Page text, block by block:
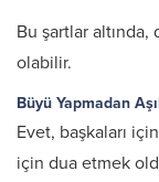
Bu şartlar altında,
olabilir.
Büyü Yapmadan
Evet, başkaları
için dua etmek